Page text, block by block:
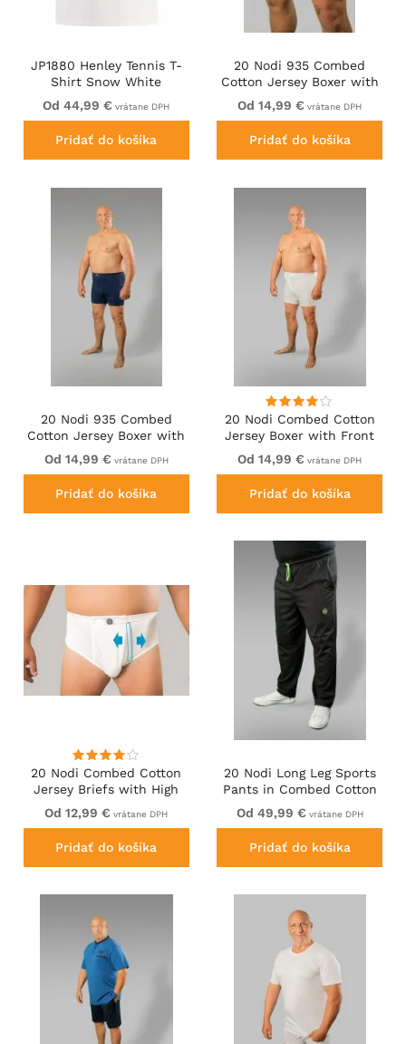
JP1880 Henley Tennis T-
Shirt Snow White
Od 44,99 € vrátane DPH
Pridať do košíka
20 Nodi 935 Combed
Cotton Jersey Boxer with
Front Button Fly Black
Od 14,99 € vrátane DPH
Pridať do košíka
20 Nodi 935 Combed
Cotton Jersey Boxer with
Front Button Fly Navy
Od 14,99 € vrátane DPH
Pridať do košíka
20 Nodi Combed Cotton
Jersey Boxer with Front
Button Fly White
Od 14,99 € vrátane DPH
Pridať do košíka
20 Nodi Combed Cotton
Jersey Briefs with High
Side Cut and Side
Opening White
Od 12,99 € vrátane DPH
Pridať do košíka
20 Nodi Long Leg Sports
Pants in Combed Cotton
Jersey Black
Od 49,99 € vrátane DPH
Pridať do košíka